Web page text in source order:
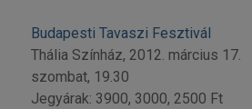
Budapesti Tavaszi Fesztivál
Thália Színház, 2012. március 17.
szombat, 19.30
Jegyárak: 3900, 3000, 2500 Ft